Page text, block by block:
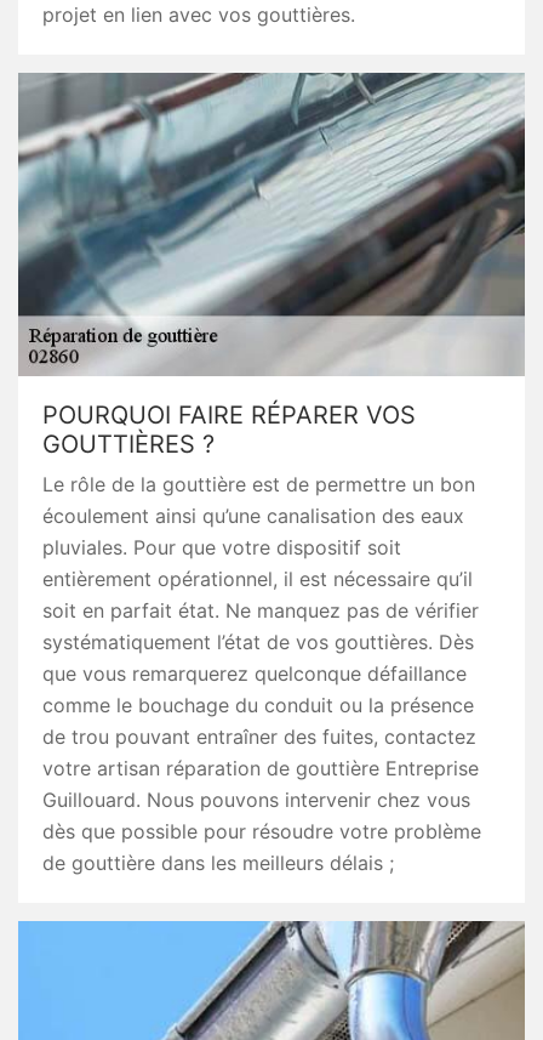
projet en lien avec vos gouttières.
POURQUOI FAIRE RÉPARER VOS
GOUTTIÈRES ?
Le rôle de la gouttière est de permettre un bon
écoulement ainsi qu’une canalisation des eaux
pluviales. Pour que votre dispositif soit
entièrement opérationnel, il est nécessaire qu’il
soit en parfait état. Ne manquez pas de vérifier
systématiquement l’état de vos gouttières. Dès
que vous remarquerez quelconque défaillance
comme le bouchage du conduit ou la présence
de trou pouvant entraîner des fuites, contactez
votre artisan réparation de gouttière Entreprise
Guillouard. Nous pouvons intervenir chez vous
dès que possible pour résoudre votre problème
de gouttière dans les meilleurs délais ;